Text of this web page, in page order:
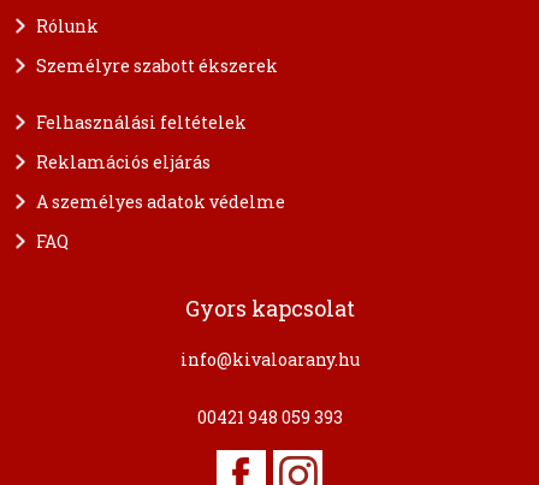
Rólunk
Személyre szabott ékszerek
Felhasználási feltételek
Reklamációs eljárás
A személyes adatok védelme
FAQ
Gyors kapcsolat
info@kivaloarany.hu
00421 948 059 393